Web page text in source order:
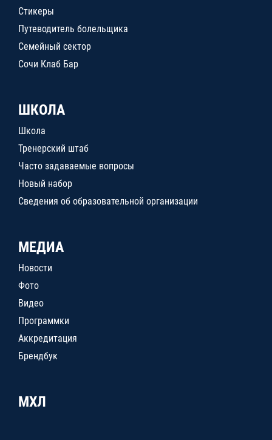
Стикеры
Путеводитель болельщика
Семейный сектор
Сочи Клаб Бар
ШКОЛА
Школа
Тренерский штаб
Часто задаваемые вопросы
Новый набор
Сведения об образовательной организации
МЕДИА
Новости
Фото
Видео
Программки
Аккредитация
Брендбук
МХЛ